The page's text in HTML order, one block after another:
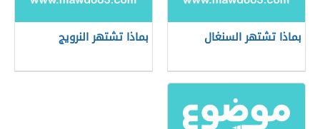
بماذا تشتهر السنغال بماذا تشتهر النرويج